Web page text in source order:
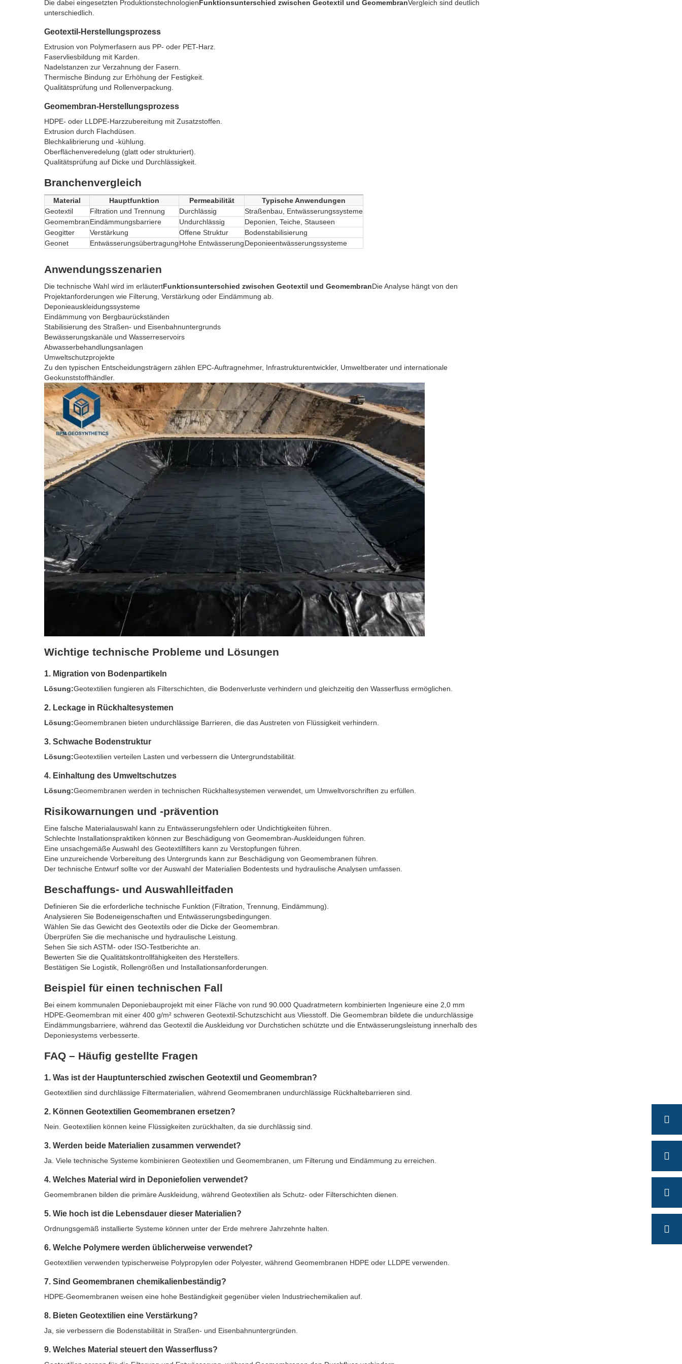
Die dabei eingesetzten ProduktionstechnologienFunktionsunterschied zwischen Geotextil und GeomembranVergleich sind deutlich
unterschiedlich.
Geotextil-Herstellungsprozess
Extrusion von Polymerfasern aus PP- oder PET-Harz.
Faservliesbildung mit Karden.
Nadelstanzen zur Verzahnung der Fasern.
Thermische Bindung zur Erhöhung der Festigkeit.
Qualitätsprüfung und Rollenverpackung.
Geomembran-Herstellungsprozess
HDPE- oder LLDPE-Harzzubereitung mit Zusatzstoffen.
Extrusion durch Flachdüsen.
Blechkalibrierung und -kühlung.
Oberflächenveredelung (glatt oder strukturiert).
Qualitätsprüfung auf Dicke und Durchlässigkeit.
Branchenvergleich
Material Hauptfunktion Permeabilität
Typische Anwendungen
Geotextil
Filtration und Trennung Durchlässig
Straßenbau, Entwässerungssysteme
GeomembranEindämmungsbarriere Undurchlässig
Deponien, Teiche, Stauseen
Geogitter
Verstärkung Offene Struktur
Bodenstabilisierung
Geonet
EntwässerungsübertragungHohe EntwässerungDeponieentwässerungssysteme
Anwendungsszenarien
Die technische Wahl wird im erläutertFunktionsunterschied zwischen Geotextil und GeomembranDie Analyse hängt von den
Projektanforderungen wie Filterung, Verstärkung oder Eindämmung ab.
Deponieauskleidungssysteme
Eindämmung von Bergbaurückständen
Stabilisierung des Straßen- und Eisenbahnuntergrunds
Bewässerungskanäle und Wasserreservoirs
Abwasserbehandlungsanlagen
Umweltschutzprojekte
Zu den typischen Entscheidungsträgern zählen EPC-Auftragnehmer, Infrastrukturentwickler, Umweltberater und internationale
Geokunststoffhändler.
Wichtige technische Probleme und Lösungen
1. Migration von Bodenpartikeln
Lösung:Geotextilien fungieren als Filterschichten, die Bodenverluste verhindern und gleichzeitig den Wasserfluss ermöglichen.
2. Leckage in Rückhaltesystemen
Lösung:Geomembranen bieten undurchlässige Barrieren, die das Austreten von Flüssigkeit verhindern.
3. Schwache Bodenstruktur
Lösung:Geotextilien verteilen Lasten und verbessern die Untergrundstabilität.
4. Einhaltung des Umweltschutzes
Lösung:Geomembranen werden in technischen Rückhaltesystemen verwendet, um Umweltvorschriften zu erfüllen.
Risikowarnungen und -prävention
Eine falsche Materialauswahl kann zu Entwässerungsfehlern oder Undichtigkeiten führen.
Schlechte Installationspraktiken können zur Beschädigung von Geomembran-Auskleidungen führen.
Eine unsachgemäße Auswahl des Geotextilfilters kann zu Verstopfungen führen.
Eine unzureichende Vorbereitung des Untergrunds kann zur Beschädigung von Geomembranen führen.
Der technische Entwurf sollte vor der Auswahl der Materialien Bodentests und hydraulische Analysen umfassen.
Beschaffungs- und Auswahlleitfaden
Definieren Sie die erforderliche technische Funktion (Filtration, Trennung, Eindämmung).
Analysieren Sie Bodeneigenschaften und Entwässerungsbedingungen.
Wählen Sie das Gewicht des Geotextils oder die Dicke der Geomembran.
Überprüfen Sie die mechanische und hydraulische Leistung.
Sehen Sie sich ASTM- oder ISO-Testberichte an.
Bewerten Sie die Qualitätskontrollfähigkeiten des Herstellers.
Bestätigen Sie Logistik, Rollengrößen und Installationsanforderungen.
Beispiel für einen technischen Fall
Bei einem kommunalen Deponiebauprojekt mit einer Fläche von rund 90.000 Quadratmetern kombinierten Ingenieure eine 2,0 mm
HDPE-Geomembran mit einer 400 g/m² schweren Geotextil-Schutzschicht aus Vliesstoff. Die Geomembran bildete die undurchlässige
Eindämmungsbarriere, während das Geotextil die Auskleidung vor Durchstichen schützte und die Entwässerungsleistung innerhalb des
Deponiesystems verbesserte.
FAQ – Häufig gestellte Fragen
1. Was ist der Hauptunterschied zwischen Geotextil und Geomembran?
Geotextilien sind durchlässige Filtermaterialien, während Geomembranen undurchlässige Rückhaltebarrieren sind.
2. Können Geotextilien Geomembranen ersetzen?
Nein. Geotextilien können keine Flüssigkeiten zurückhalten, da sie durchlässig sind.
3. Werden beide Materialien zusammen verwendet?
Ja. Viele technische Systeme kombinieren Geotextilien und Geomembranen, um Filterung und Eindämmung zu erreichen.
4. Welches Material wird in Deponiefolien verwendet?
Geomembranen bilden die primäre Auskleidung, während Geotextilien als Schutz- oder Filterschichten dienen.
5. Wie hoch ist die Lebensdauer dieser Materialien?
Ordnungsgemäß installierte Systeme können unter der Erde mehrere Jahrzehnte halten.
6. Welche Polymere werden üblicherweise verwendet?
Geotextilien verwenden typischerweise Polypropylen oder Polyester, während Geomembranen HDPE oder LLDPE verwenden.
7. Sind Geomembranen chemikalienbeständig?
HDPE-Geomembranen weisen eine hohe Beständigkeit gegenüber vielen Industriechemikalien auf.
8. Bieten Geotextilien eine Verstärkung?
Ja, sie verbessern die Bodenstabilität in Straßen- und Eisenbahnuntergründen.
9. Welches Material steuert den Wasserfluss?